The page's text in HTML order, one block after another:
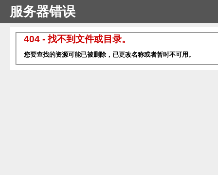
服务器错误
404 - 找不到文件或目录。
您要查找的资源可能已被删除，已更改名称或者暂时不可用。